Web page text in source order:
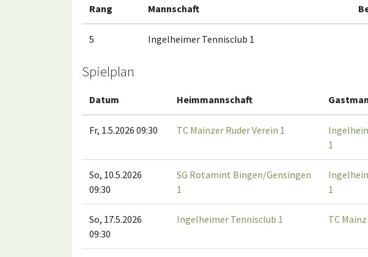
Rang Mannschaft
5 Ingelheimer Tennisclub 1
Spielplan
Datum Heimmannschaft
Fr, 1.5.2026 09:30 TC Mainzer Ruder Verein 1
1
So, 10.5.2026
09:30
SG Rotamint Bingen/Gensingen
1
1
So, 17.5.2026
09:30
Ingelheimer Tennisclub 1 TC Mainz